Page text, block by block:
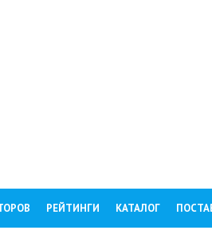
РЕЙТИНГИ КАТАЛОГ